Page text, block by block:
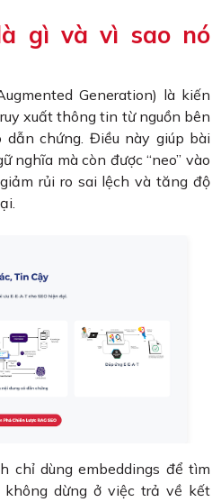
gì và vì sao nó
Generation) là kiến
xuất thông tin từ nguồn bên
chứng. Điều này giúp bài
nghĩa mà còn được “neo” vào
rủi ro sai lệch và tăng độ
chỉ dùng embeddings để tìm
không dừng ở việc trả về kết